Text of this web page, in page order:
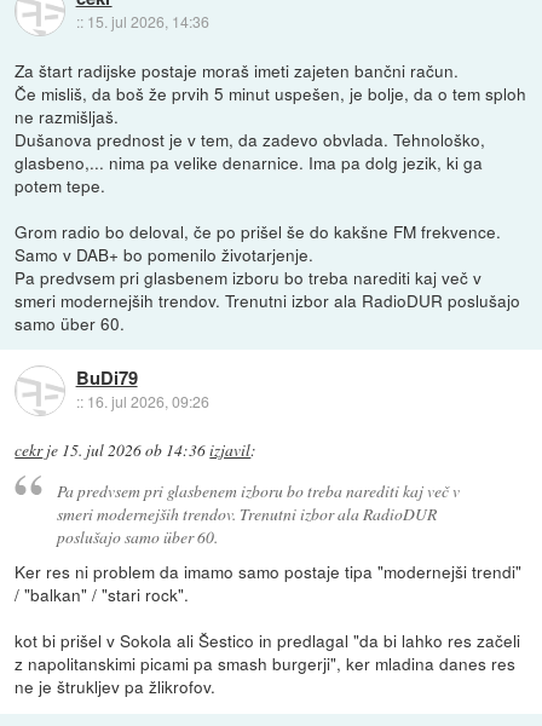
:: 15. jul 2026, 14:36
Za štart radijske postaje moraš imeti zajeten bančni račun.
Če misliš, da boš že prvih 5 minut uspešen, je bolje, da o tem sploh
ne razmišljaš.
Dušanova prednost je v tem, da zadevo obvlada. Tehnološko,
glasbeno,... nima pa velike denarnice. Ima pa dolg jezik, ki ga
potem tepe.
Grom radio bo deloval, če po prišel še do kakšne FM frekvence.
Samo v DAB+ bo pomenilo životarjenje.
Pa predvsem pri glasbenem izboru bo treba narediti kaj več v
smeri modernejših trendov. Trenutni izbor ala RadioDUR poslušajo
samo über 60.
BuDi79
:: 16. jul 2026, 09:26
cekrje 15. jul 2026 ob 14:36izjavil:
Pa predvsem pri glasbenem izboru bo treba narediti kaj več v
smeri modernejših trendov. Trenutni izbor ala RadioDUR
poslušajo samo über 60.
Ker res ni problem da imamo samo postaje tipa "modernejši trendi"
/ "balkan" / "stari rock".
kot bi prišel v Sokola ali Šestico in predlagal "da bi lahko res začeli
z napolitanskimi picami pa smash burgerji", ker mladina danes res
ne je štrukljev pa žlikrofov.